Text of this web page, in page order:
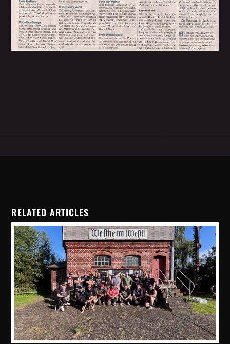
RELATED ARTICLES